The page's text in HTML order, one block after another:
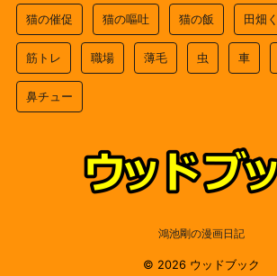
猫の催促 猫の嘔吐 猫の飯 田畑
筋トレ 職場 薄毛 虫 車
鼻チュー
鴻池剛の漫画日記
© 2026 ウッドブック